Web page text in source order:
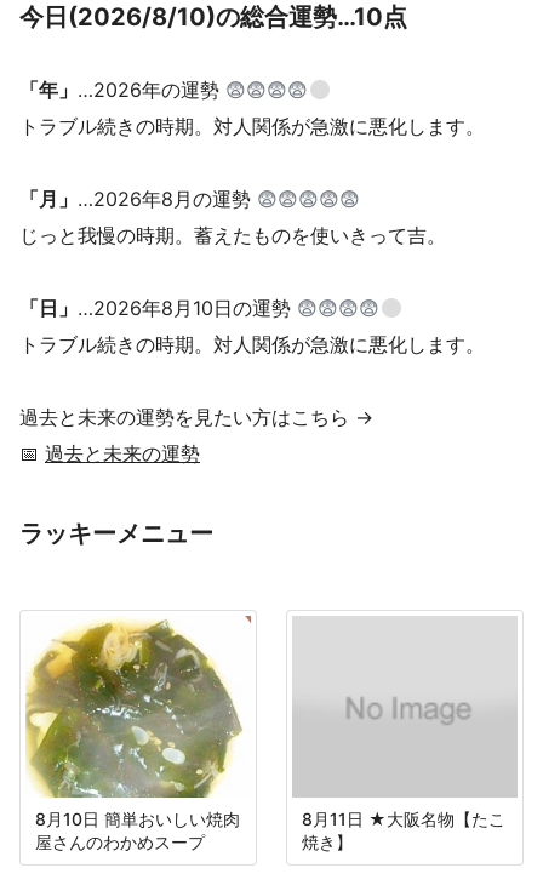
今日(2026/8/10)の総合運勢…10点
「年」 …2026年の運勢 😨😨😨😨
トラブル続きの時期。対人関係が急激に悪化します。
「月」 …2026年8月の運勢 😨😨😨😨😨
じっと我慢の時期。蓄えたものを使いきって吉。
「日」 …2026年8月10日の運勢 😨😨😨😨
トラブル続きの時期。対人関係が急激に悪化します。
過去と未来の運勢を見たい方はこちら →
📅 過去と未来の運勢
ラッキーメニュー
8月10日 簡単おいしい焼肉
屋さんのわかめスープ
8月11日 ★大阪名物【たこ
焼き】